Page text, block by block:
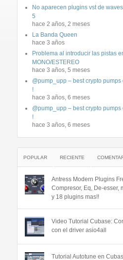
No aparecen plugins vst de
5
hace 2 años, 2 meses
La Banda Queen
hace 3 años
Problema al introducir las pistas
MONO/ESTEREO
hace 3 años, 5 meses
@pump_upp – best crypto pumps
!
hace 3 años, 6 meses
@pump_upp – best crypto pumps
!
hace 3 años, 6 meses
POPULAR RECIENTE
Antress Modern Plugins
Compresor, Eq, De-esser,
y 18 plugins mas!!
Video Tutorial Cubase:
con el driver asio4all
Tutorial Autotune en